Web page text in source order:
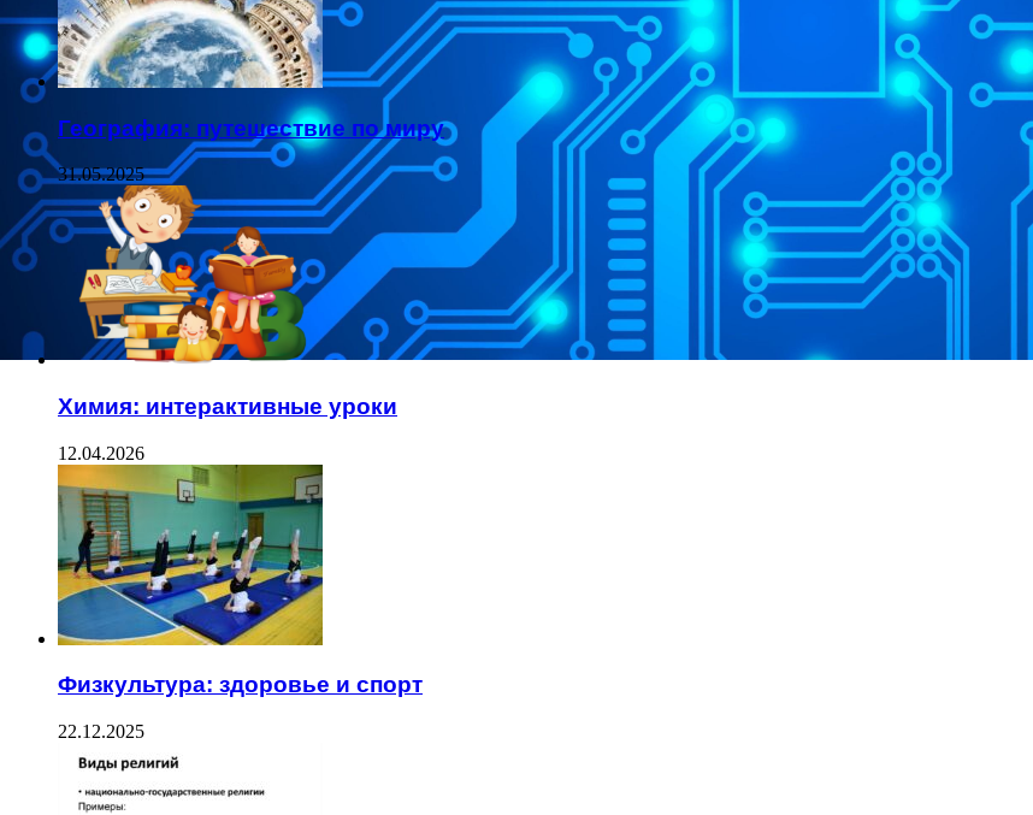
География: путешествие по миру
31.05.2025
Химия: интерактивные уроки
12.04.2026
Физкультура: здоровье и спорт
22.12.2025